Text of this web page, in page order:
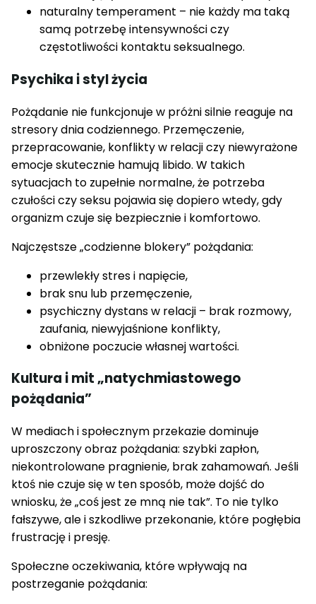
naturalny temperament – nie każdy ma taką
samą potrzebę intensywności czy
częstotliwości kontaktu seksualnego.
Psychika i styl życia
Pożądanie nie funkcjonuje w próżni silnie reaguje na
stresory dnia codziennego. Przemęczenie,
przepracowanie, konflikty w relacji czy niewyrażone
emocje skutecznie hamują libido. W takich
sytuacjach to zupełnie normalne, że potrzeba
czułości czy seksu pojawia się dopiero wtedy, gdy
organizm czuje się bezpiecznie i komfortowo.
Najczęstsze „codzienne blokery” pożądania:
przewlekły stres i napięcie,
brak snu lub przemęczenie,
psychiczny dystans w relacji – brak rozmowy,
zaufania, niewyjaśnione konflikty,
obniżone poczucie własnej wartości.
Kultura i mit „natychmiastowego
pożądania”
W mediach i społecznym przekazie dominuje
uproszczony obraz pożądania: szybki zapłon,
niekontrolowane pragnienie, brak zahamowań. Jeśli
ktoś nie czuje się w ten sposób, może dojść do
wniosku, że „coś jest ze mną nie tak”. To nie tylko
fałszywe, ale i szkodliwe przekonanie, które pogłębia
frustrację i presję.
Społeczne oczekiwania, które wpływają na
postrzeganie pożądania: